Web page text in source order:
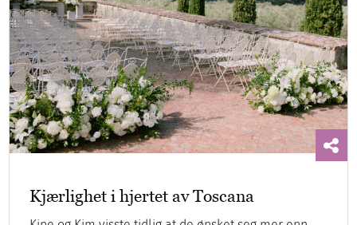
Kjærlighet i hjertet av Toscana